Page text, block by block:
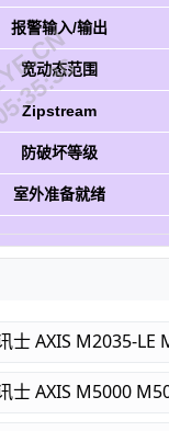
报警输入/输出
宽动态范围
Zipstream
防破坏等级
室外准备就绪
士 AXIS M2035-LE